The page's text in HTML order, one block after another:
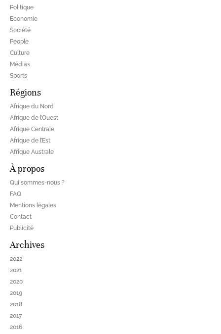
Politique
Economie
Société
People
Culture
Médias
Sports
Régions
Afrique du Nord
Afrique de l’Ouest
Afrique Centrale
Afrique de l’Est
Afrique Australe
À propos
Qui sommes-nous ?
FAQ
Mentions légales
Contact
Publicité
Archives
2022
2021
2020
2019
2018
2017
2016